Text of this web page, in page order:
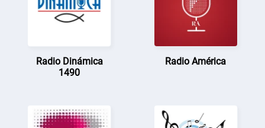
Radio Dinámica
1490
Radio América